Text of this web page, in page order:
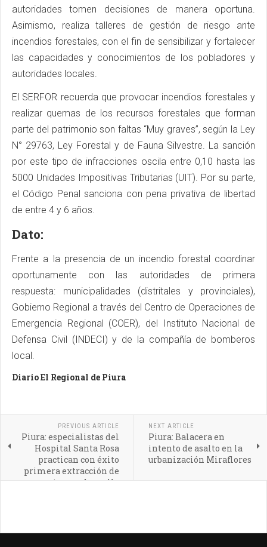
autoridades tomen decisiones de manera oportuna.
Asimismo, realiza talleres de gestión de riesgo ante
incendios forestales, con el fin de sensibilizar y fortalecer
las capacidades y conocimientos de los pobladores y
autoridades locales.
El SERFOR recuerda que provocar incendios forestales y
realizar quemas de los recursos forestales que forman
parte del patrimonio son faltas “Muy graves”, según la Ley
N° 29763, Ley Forestal y de Fauna Silvestre. La sanción
por este tipo de infracciones oscila entre 0,10 hasta las
5000 Unidades Impositivas Tributarias (UIT). Por su parte,
el Código Penal sanciona con pena privativa de libertad
de entre 4 y 6 años.
Dato:
Frente a la presencia de un incendio forestal coordinar
oportunamente con las autoridades de primera
respuesta: municipalidades (distritales y provinciales),
Gobierno Regional a través del Centro de Operaciones de
Emergencia Regional (COER), del Instituto Nacional de
Defensa Civil (INDECI) y de la compañía de bomberos
local.
Diario El Regional de Piura
PREVIOUS ARTICLE
Piura: especialistas del
Hospital Santa Rosa
practican con éxito
primera extracción de
un tumor de cuello
NEXT ARTICLE
Piura: Balacera en
intento de asalto en la
urbanización Miraflores